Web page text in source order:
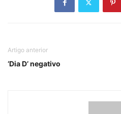
Artigo anterior
‘Dia D’ negativo